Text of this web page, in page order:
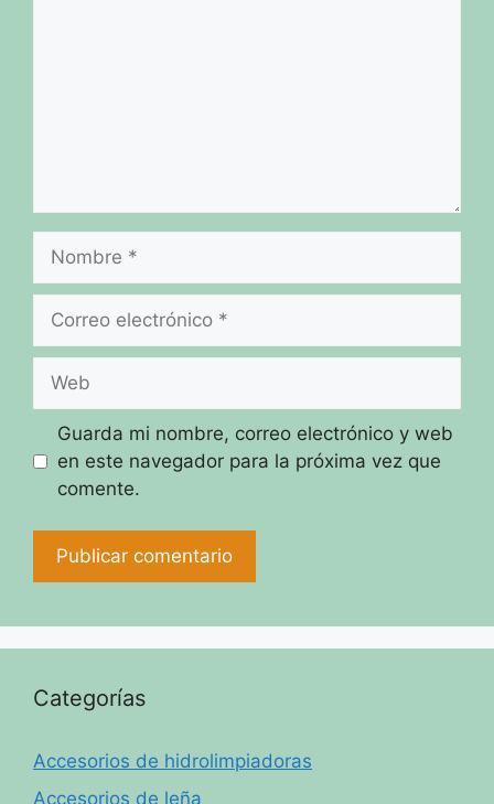
electrónico
Guarda mi nombre, correo electrónico y web
en este navegador para la próxima vez que
comente.
Categorías
Accesorios de hidrolimpiadoras
Accesorios de leña